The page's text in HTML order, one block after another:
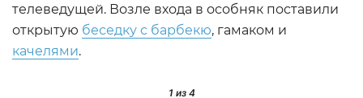
телеведущей. Возле входа в особняк поставили
открытую беседку с барбекю, гамаком и
качелями.
1из 4